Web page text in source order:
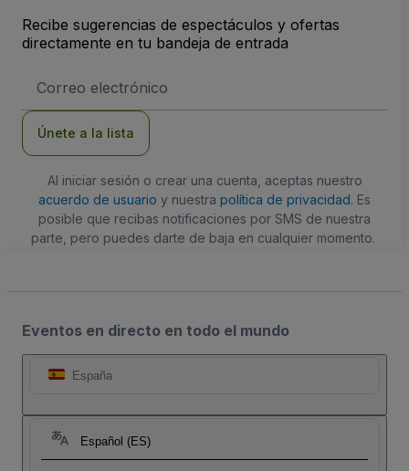
Recibe sugerencias de espectáculos y ofertas
directamente en tu bandeja de entrada
de
Únete a la lista
Al iniciar sesión o crear una cuenta, aceptas nuestro
acuerdo de usuario y nuestra política de privacidad. Es
posible que recibas notificaciones por SMS de nuestra
parte, pero puedes darte de baja en cualquier momento.
Eventos en directo en todo el mundo
España
Español (ES)